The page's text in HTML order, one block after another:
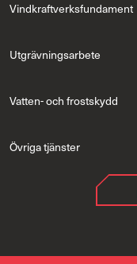
Vindkraftverksfundament
Utgrävningsarbete
Vatten- och frostskydd
Övriga tjänster